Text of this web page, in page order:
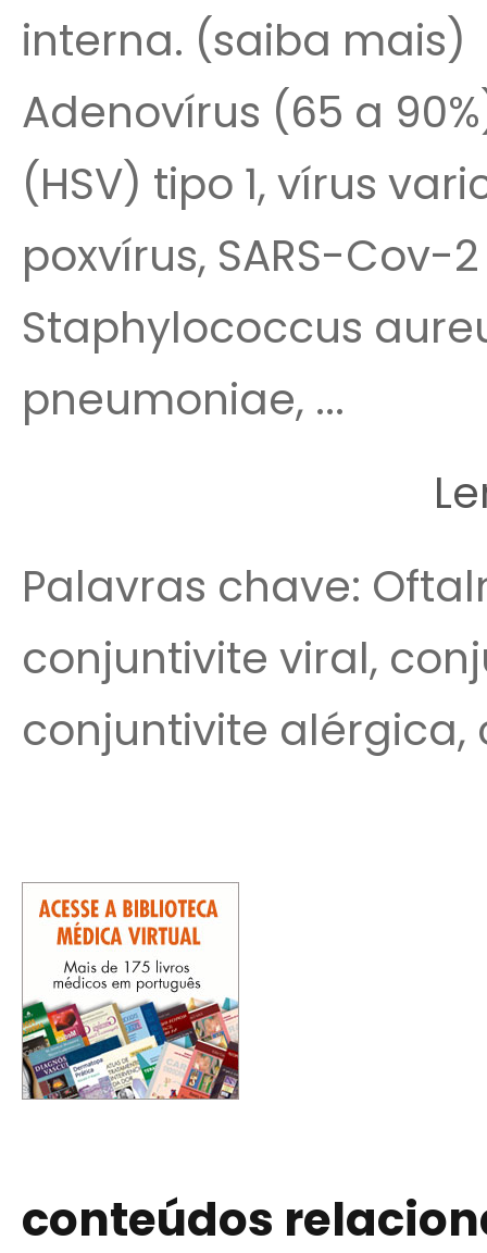
interna. (saiba mais) .
Adenovírus (65 a
(HSV) tipo 1, vírus
poxvírus, SARS-Cov-
Staphylococcus
pneumoniae, ...
Palavras chave:
conjuntivite viral,
conjuntivite
conteúdos